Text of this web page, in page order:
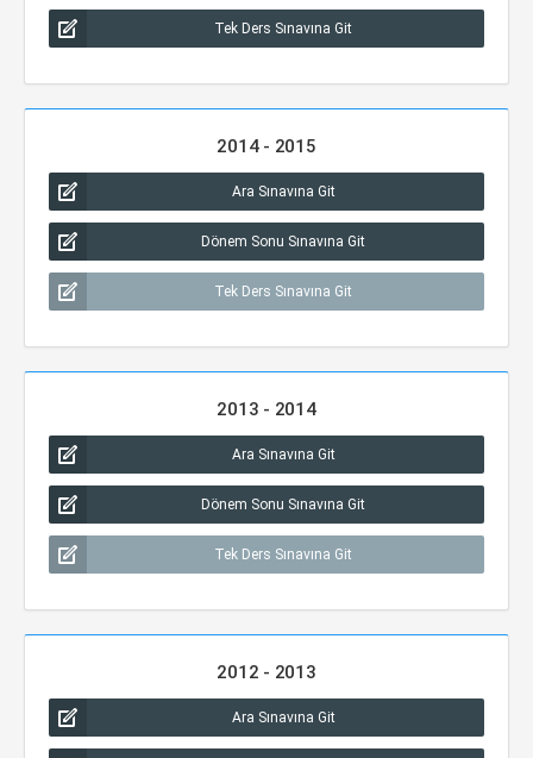
Tek Ders Sınavına Git
2014 - 2015
Ara Sınavına Git
Dönem Sonu Sınavına Git
Tek Ders Sınavına Git
2013 - 2014
Ara Sınavına Git
Dönem Sonu Sınavına Git
Tek Ders Sınavına Git
2012 - 2013
Ara Sınavına Git